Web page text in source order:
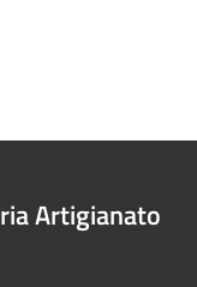
Artigianato